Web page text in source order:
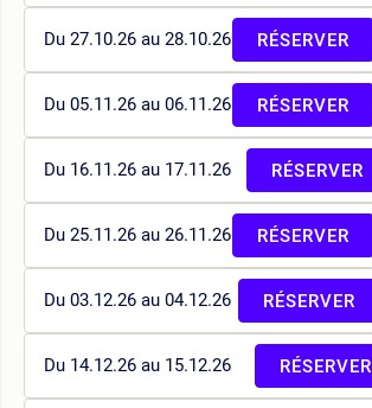
Du 27.10.26 au 28.10.26 RÉSERVER
Du 05.11.26 au 06.11.26 RÉSERVER
Du 16.11.26 au 17.11.26 RÉSERVER
Du 25.11.26 au 26.11.26 RÉSERVER
Du 03.12.26 au 04.12.26 RÉSERVER
Du 14.12.26 au 15.12.26 RÉSERVER